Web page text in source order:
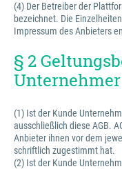
(4) Der Betreiber der
bezeichnet. Die
Impressum des Anbieters
§ 2
Unternehmer
(1) Ist der Kunde
ausschließlich diese AGB.
Anbieter ihnen vor dem
schriftlich zugestimmt hat.
(2) Ist der Kunde